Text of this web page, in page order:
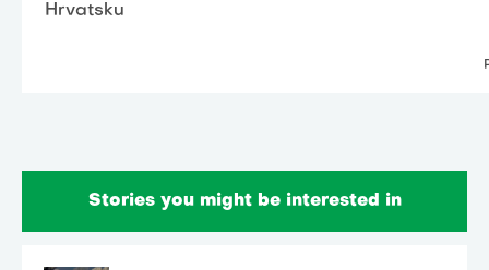
Hrvatsku
Stories you might be interested in